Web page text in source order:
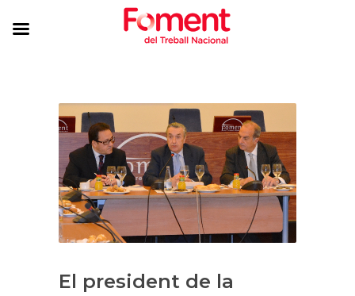
El president de la